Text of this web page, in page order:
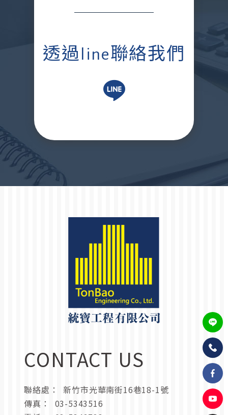
透過line聯絡我們
CONTACT US
聯絡處：
新竹市光華南街16巷18-1號
傳真：
03-5343516